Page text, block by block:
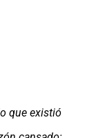
que existió